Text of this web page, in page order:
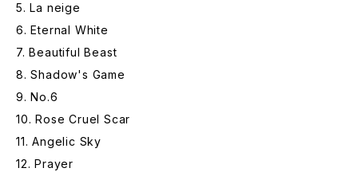
5. La neige
6. Eternal White
7. Beautiful Beast
8. Shadow's Game
9. No.6
10. Rose Cruel Scar
11. Angelic Sky
12. Prayer